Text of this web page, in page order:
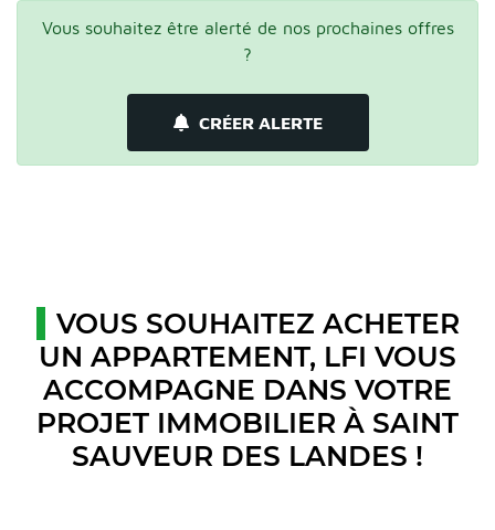
Vous souhaitez être alerté de nos prochaines offres
?
CRÉER ALERTE
VOUS SOUHAITEZ ACHETER
UN APPARTEMENT, LFI VOUS
ACCOMPAGNE DANS VOTRE
PROJET IMMOBILIER À SAINT
SAUVEUR DES LANDES !